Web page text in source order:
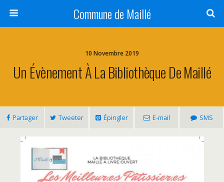
Commune de Maillé
10 Novembre 2019
Un Évènement À La Bibliothèque De Maillé
Partager Tweeter Épingler E-mail SMS